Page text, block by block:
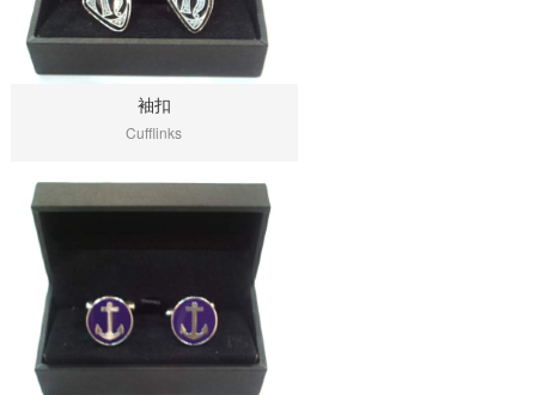
袖扣
Cufflinks